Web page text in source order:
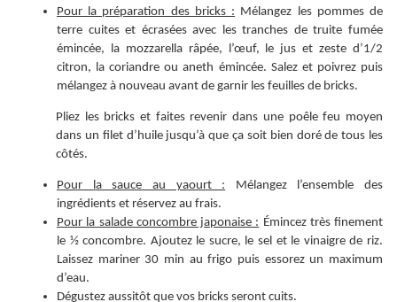
Pour la préparation des bricks : Mélangez les pommes de
terre cuites et écrasées avec les tranches de truite fumée
émincée, la mozzarella râpée, l’œuf, le jus et zeste d’1/2
citron, la coriandre ou aneth émincée. Salez et poivrez puis
mélangez à nouveau avant de garnir les feuilles de bricks.
Pliez les bricks et faites revenir dans une poêle feu moyen
dans un filet d’huile jusqu’à que ça soit bien doré de tous les
côtés.
Pour la sauce au yaourt : Mélangez l’ensemble des
ingrédients et réservez au frais.
Pour la salade concombre japonaise : Émincez très finement
le ½ concombre. Ajoutez le sucre, le sel et le vinaigre de riz.
Laissez mariner 30 min au frigo puis essorez un maximum
d’eau.
Dégustez aussitôt que vos bricks seront cuits.